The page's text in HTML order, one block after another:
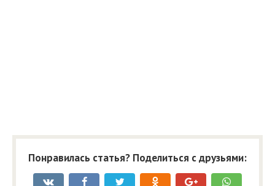
Понравилась статья? Поделиться с друзьями: